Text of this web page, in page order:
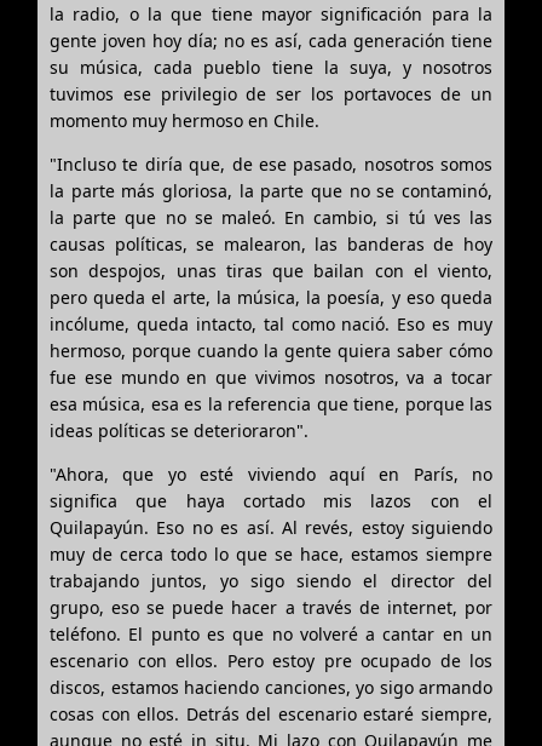
la radio, o la que tiene mayor significación para la
gente joven hoy día; no es así, cada generación tiene
su música, cada pueblo tiene la suya, y nosotros
tuvimos ese privilegio de ser los portavoces de un
momento muy hermoso en Chile.
"Incluso te diría que, de ese pasado, nosotros somos
la parte más gloriosa, la parte que no se contaminó,
la parte que no se maleó. En cambio, si tú ves las
causas políticas, se malearon, las banderas de hoy
son despojos, unas tiras que bailan con el viento,
pero queda el arte, la música, la poesía, y eso queda
incólume, queda intacto, tal como nació. Eso es muy
hermoso, porque cuando la gente quiera saber cómo
fue ese mundo en que vivimos nosotros, va a tocar
esa música, esa es la referencia que tiene, porque las
ideas políticas se deterioraron".
"Ahora, que yo esté viviendo aquí en París, no
significa que haya cortado mis lazos con el
Quilapayún. Eso no es así. Al revés, estoy siguiendo
muy de cerca todo lo que se hace, estamos siempre
trabajando juntos, yo sigo siendo el director del
grupo, eso se puede hacer a través de internet, por
teléfono. El punto es que no volveré a cantar en un
escenario con ellos. Pero estoy pre ocupado de los
discos, estamos haciendo canciones, yo sigo armando
cosas con ellos. Detrás del escenario estaré siempre,
aunque no esté in situ. Mi lazo con Quilapayún me